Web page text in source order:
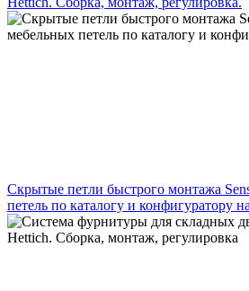
Скрытые петли быстрого монтажа
петель по каталогу и конфигуратору